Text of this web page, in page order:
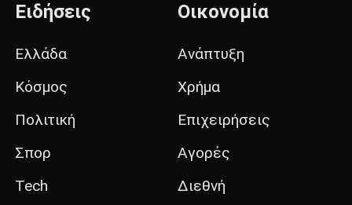
Ειδήσεις
Ελλάδα
Κόσμος
Πολιτική
Σπορ
Tech
Οικονομία
Ανάπτυξη
Χρήμα
Επιχειρήσεις
Αγορές
Διεθνή